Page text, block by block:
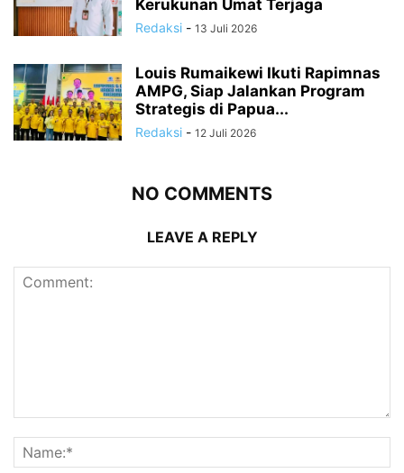
Kerukunan Umat Terjaga
Redaksi - 13 Juli 2026
Louis Rumaikewi Ikuti Rapimnas
AMPG, Siap Jalankan Program
Strategis di Papua...
Redaksi - 12 Juli 2026
NO COMMENTS
LEAVE A REPLY